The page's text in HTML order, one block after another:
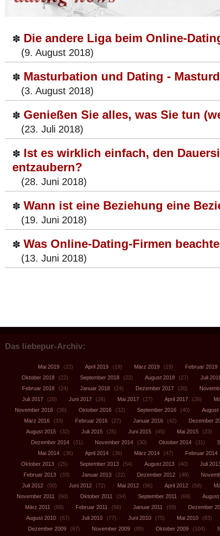
✽ Die andere Liga beim Online-
(9. August 2018)
✽ Masturbation und Dating -
(3. August 2018)
✽ Genießen Sie alles, was Sie tun
(23. Juli 2018)
✽ Ist es wirklich einfach, den
entzaubern?
(28. Juni 2018)
✽ Wann ist eine Beziehung eine
(19. Juni 2018)
✽ Was Online-Dating-Firmen
(13. Juni 2018)
Das liebepur-Archiv:
Mai 2019 (22) April 2019 (19) März 2019 (19) Februar 2019
Oktober 2018
(22) September 2018 (22) August 2018 (27)
Juli
Februar 2018
(24) Januar 2018 (24) Dezember 2017 (20)
Juli 2017
(20) Juni 2017 (26) Mai 2017 (27) April 2017 (26)
November 2016
(36) Oktober 2016 (32) September 2016 (40)
August
März 2016
(33) Februar 2016 (27) Januar 2016 (42)
Dezember
August 2015
(32) Juli 2015 (25) Juni 2015 (45) Mai 2015
(23)
Dezember 2014
(31) November 2014 (30) Oktober 2014 (31)
Mai 2014
(36) April 2014 (36) März 2014 (47) Februar 2014
Oktober 2013
(25) September 2013 (54) August 2013 (40)
Juli
Februar 2013
(33) Januar 2013 (22) Dezember 2012 (48)
Juli 2012
(50) Juni 2012 (72) Mai 2012 (86) April 2012 (58)
November 2011
(60) Oktober 2011 (34) September 2011 (69)
August
März 2011
(69) Februar 2011 (56) Januar 2011 (59)
Dezember
August 2010
(67) Juli 2010 (77) Juni 2010 (75) Mai 2010
(83)
Dezember 2009
(67) November 2009 (89) Oktober 2009 (104)